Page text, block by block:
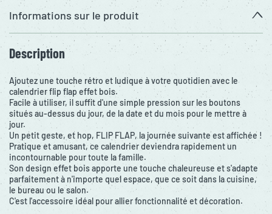
Informations sur le produit
Description
Ajoutez une touche rétro et ludique à votre quotidien avec le
calendrier flip flap effet bois.
Facile à utiliser, il suffit d'une simple pression sur les boutons
situés au-dessus du jour, de la date et du mois pour le mettre à
jour.
Un petit geste, et hop, FLIP FLAP, la journée suivante est affichée !
Pratique et amusant, ce calendrier deviendra rapidement un
incontournable pour toute la famille.
Son design effet bois apporte une touche chaleureuse et s'adapte
parfaitement à n'importe quel espace, que ce soit dans la cuisine,
le bureau ou le salon.
C'est l'accessoire idéal pour allier fonctionnalité et décoration.